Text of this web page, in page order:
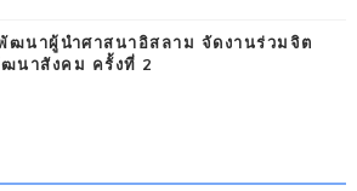
ฒนาผู้นำศาสนาอิสลาม จัดงานร่วมจิต
นาสังคม ครั้งที่ 2